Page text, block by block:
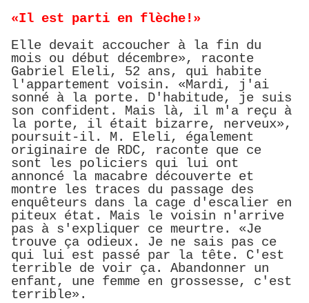
«Il est parti en flèche!»
Elle devait accoucher à la fin du
mois ou début décembre», raconte
Gabriel Eleli, 52 ans, qui habite
l'appartement voisin. «Mardi, j'ai
sonné à la porte. D'habitude, je suis
son confident. Mais là, il m'a reçu à
la porte, il était bizarre, nerveux»,
poursuit-il. M. Eleli, également
originaire de RDC, raconte que ce
sont les policiers qui lui ont
annoncé la macabre découverte et
montre les traces du passage des
enquêteurs dans la cage d'escalier en
piteux état. Mais le voisin n'arrive
pas à s'expliquer ce meurtre. «Je
trouve ça odieux. Je ne sais pas ce
qui lui est passé par la tête. C'est
terrible de voir ça. Abandonner un
enfant, une femme en grossesse, c'est
terrible».